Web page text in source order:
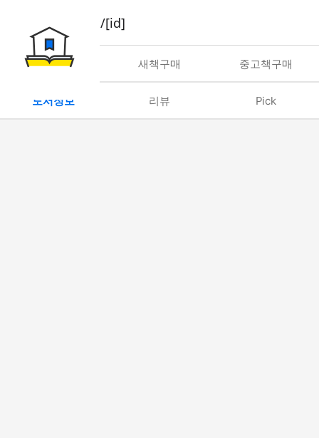
book/rent/[id]
대여 새책구매 중고책구매
도서정보 리뷰 Pick